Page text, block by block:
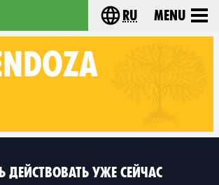
- Home Choose your
ru Menu
on
ДЕЙСТВОВАТЬ УЖЕ СЕЙЧАС